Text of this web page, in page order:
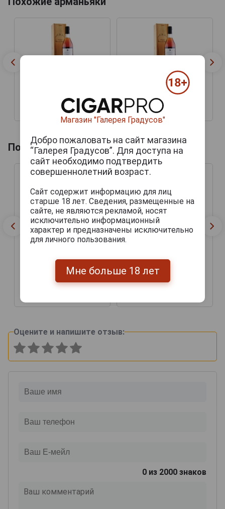
Орум 0.7л
9 194 руб.
Veuve J Goudoulin Orum
Арманьяк Ж Гудулен
Орум 0.7л
11 878 руб.
Похожие напитки по году производства
Veuve J Goudoulin Orum
Арманьяк Ж Гудулен
Орум 0.7л
Оцените и напишите отзыв:
0 из 2000 знаков
Магазин "Галерея Градусов"
Добро пожаловать на сайт магазина
“Галерея Градусов”. Для доступа на
сайт необходимо подтвердить
совершеннолетний возраст.
Сайт содержит информацию для лиц
старше 18 лет. Сведения, размещенные на
сайте, не являются рекламой, носят
исключительно информационный
характер и предназначены исключительно
для личного пользования.
Мне больше 18 лет